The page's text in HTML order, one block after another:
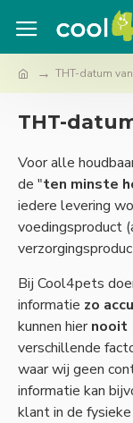
THT-datum
THT-
Voor alle
de "ten minste
iedere levering
voedingsproduct
Bij Cool4pets
informatie zo
kunnen hiernooit
verschillende
waar wij geen
informatie kan
klant in de